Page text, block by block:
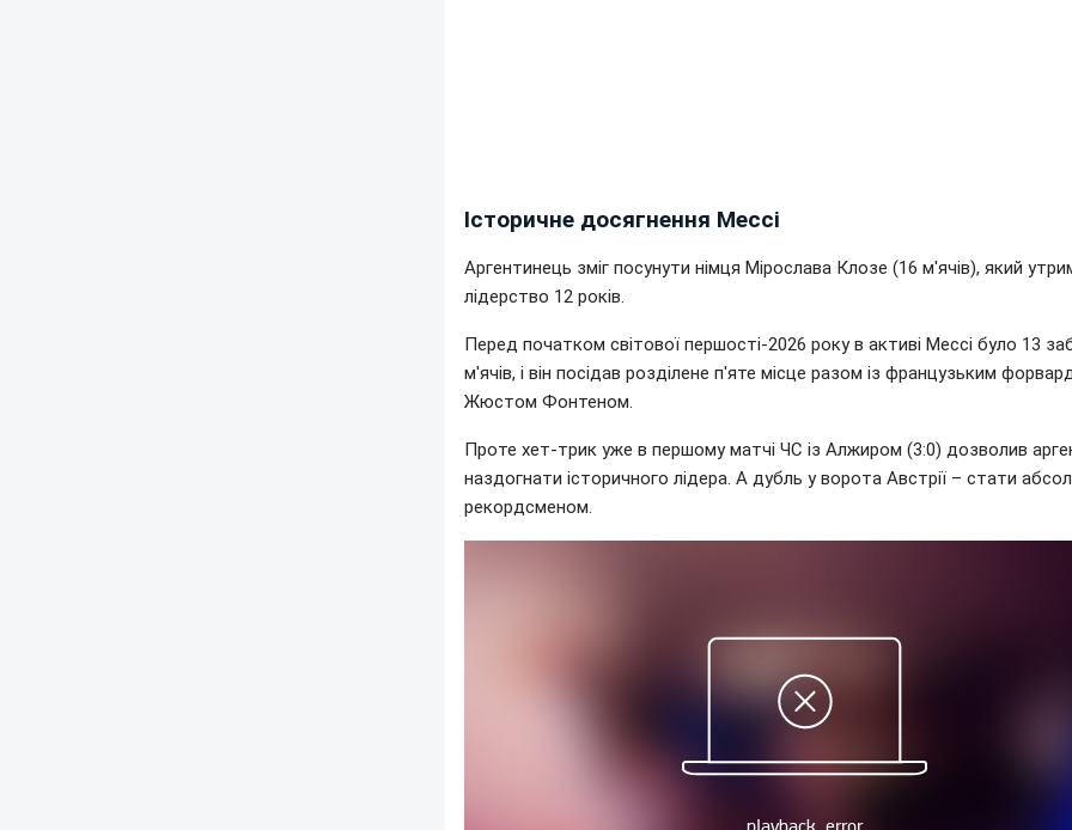
Історичне досягнення Мессі
Аргентинець зміг посунути німця Мірослава Клозе (16 м'ячів), який
лідерство 12 років.
Перед початком світової першості-2026 року в активі Мессі було 13
м'ячів, і він посідав розділене п'яте місце разом із французьким
Жюстом Фонтеном.
Проте хет-трик уже в першому матчі ЧС із Алжиром (3:0) дозволив
наздогнати історичного лідера. А дубль у ворота Австрії – стати
рекордсменом.